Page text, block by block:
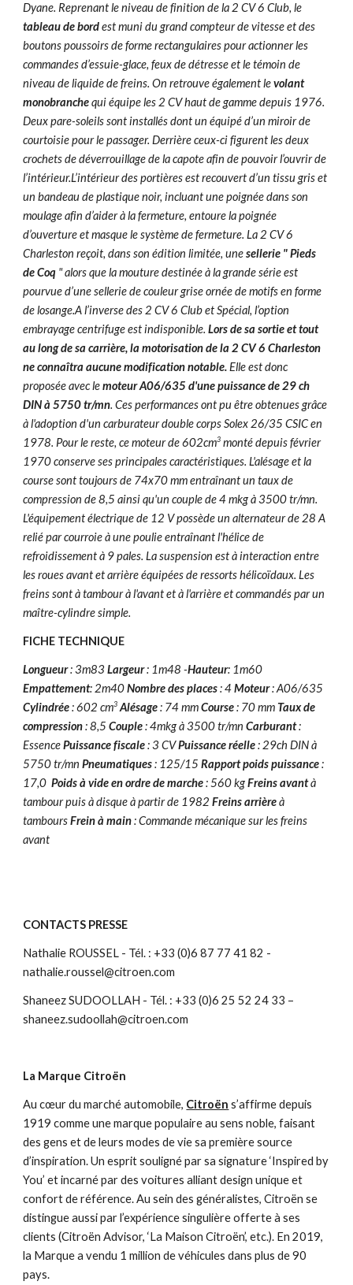
Dyane. Reprenant le niveau de finition de la 2 CV 6 Club, le
tableau de bordest muni du grand compteur de vitesse et des
boutons poussoirs de forme rectangulaires pour actionner les
commandes d’essuie-glace, feux de détresse et le témoin de
niveau de liquide de freins. On retrouve également levolant
monobranchequi équipe les 2 CV haut de gamme depuis 1976.
Deux pare-soleils sont installés dont un équipé d’un miroir de
courtoisie pour le passager. Derrière ceux-ci figurent les deux
crochets de déverrouillage de la capote afin de pouvoir l’ouvrir de
l’intérieur.L’intérieur des portières est recouvert d’un tissu gris et
un bandeau de plastique noir, incluant une poignée dans son
moulage afin d’aider à la fermeture, entoure la poignée
d’ouverture et masque le système de fermeture. La 2 CV 6
Charleston reçoit, dans son édition limitée, unesellerie " Pieds
de Coq " alors que la mouture destinée à la grande série est
pourvue d’une sellerie de couleur grise ornée de motifs en forme
de losange.A l’inverse des 2 CV 6 Club et Spécial, l’option
embrayage centrifuge est indisponible.Lors de sa sortie et tout
au long de sa carrière, la motorisation de la 2 CV 6 Charleston
ne connaîtra aucune modification notable.Elle est donc
proposée avec lemoteur A06/635 d'une puissance de 29 ch
DIN à 5750 tr/mn. Ces performances ont pu être obtenues grâce
à l'adoption d'un carburateur double corps Solex 26/35 CSIC en
1978. Pour le reste, ce moteur de 602cm3 monté depuis février
1970 conserve ses principales caractéristiques. L'alésage et la
course sont toujours de 74x70 mm entraînant un taux de
compression de 8,5 ainsi qu'un couple de 4 mkg à 3500 tr/mn.
L'équipement électrique de 12 V possède un alternateur de 28 A
relié par courroie à une poulie entraînant l'hélice de
refroidissement à 9 pales. La suspension est à interaction entre
les roues avant et arrière équipées de ressorts hélicoïdaux. Les
freins sont à tambour à l'avant et à l'arrière et commandés par un
maître-cylindre simple.
FICHE TECHNIQUE
Longueur: 3m83Largeur: 1m48 -Hauteur: 1m60
Empattement: 2m40Nombre des places: 4Moteur: A06/635
Cylindrée: 602 cm3 Alésage: 74 mmCourse: 70 mm Taux de
compression: 8,5Couple: 4mkg à 3500 tr/mnCarburant:
EssencePuissance fiscale: 3 CVPuissance réelle: 29ch DIN à
5750 tr/mnPneumatiques: 125/15Rapport poids puissance:
17,0Poids à vide en ordre de marche: 560 kgFreins avantà
tambour puis à disque à partir de 1982Freins arrièreà
tamboursFrein à main: Commande mécanique sur les freins
avant
CONTACTS PRESSE
Nathalie ROUSSEL - Tél. : +33 (0)6 87 77 41 82 -
nathalie.roussel@citroen.com
Shaneez SUDOOLLAH - Tél. : +33 (0)6 25 52 24 33 –
shaneez.sudoollah@citroen.com
La Marque Citroën
Au cœur du marché automobile, Citroën s’affirme depuis
1919 comme une marque populaire au sens noble, faisant
des gens et de leurs modes de vie sa première source
d’inspiration. Un esprit souligné par sa signature ‘Inspired by
You’ et incarné par des voitures alliant design unique et
confort de référence. Au sein des généralistes, Citroën se
distingue aussi par l’expérience singulière offerte à ses
clients (Citroën Advisor, ‘La Maison Citroën’, etc.). En 2019,
la Marque a vendu 1 million de véhicules dans plus de 90
pays.